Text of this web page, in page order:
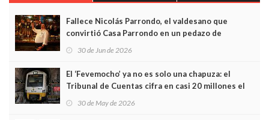
Fallece Nicolás Parrondo, el valdesano que
convirtió Casa Parrondo en un pedazo de
30 de Jun de 2026
El ‘Fevemocho’ ya no es solo una chapuza: el
Tribunal de Cuentas cifra en casi 20 millones el
30 de May de 2026